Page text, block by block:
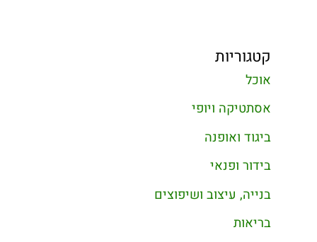
קטגוריות
אוכל
אסתטיקה ויופי
ביגוד ואופנה
בידור ופנאי
בנייה, עיצוב ושיפוצים
בריאות